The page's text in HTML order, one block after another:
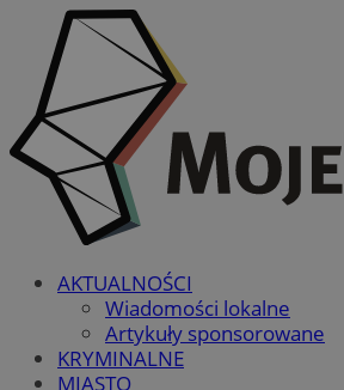
AKTUALNOŚCI
Wiadomości lokalne
Artykuły sponsorowane
KRYMINALNE
MIASTO